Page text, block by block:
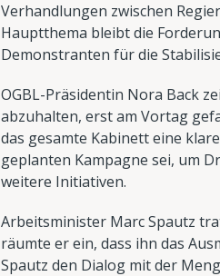
Verhandlungen zwischen
Hauptthema bleibt die
Demonstranten für die
OGBL-Präsidentin Nora Back
abzuhalten, erst am Vortag
das gesamte Kabinett eine
geplanten Kampagne sei, um
weitere Initiativen.
Arbeitsminister Marc Spautz
räumte er ein, dass ihn das
Spautz den Dialog mit der